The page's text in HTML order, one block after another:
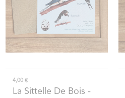
4,00 €
La Sittelle De Bois -